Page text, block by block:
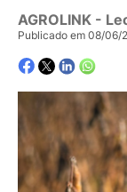
AGROLINK -
Publicado em 08/06/